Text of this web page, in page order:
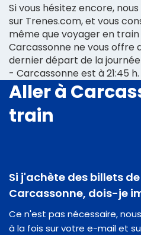
Si vous hésitez encore,
sur Trenes.com, et vous
même que voyager en train
Carcassonne ne vous offre
dernier départ de la
- Carcassonne est à 21:45 h.
Aller à
train
Si j'achète des billets
Carcassonne, dois-je
Ce n'est pas nécessaire,
à la fois sur votre e-mail et